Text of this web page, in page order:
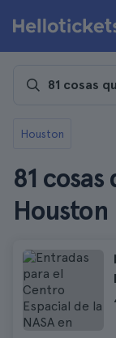
Houston
81
Houston